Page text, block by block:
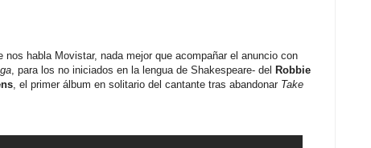
habla Movistar, nada mejor que acompañar el anuncio con
, para los no iniciados en la lengua de Shakespeare- del Robbie
, el primer álbum en solitario del cantante tras abandonar Take